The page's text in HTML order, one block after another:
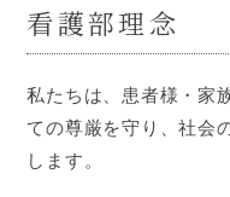
看護部理念
私たちは、患者様・家
ての尊厳を守り、社会
します。